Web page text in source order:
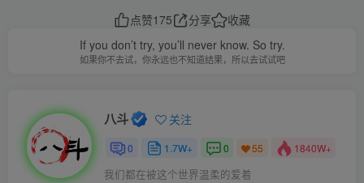
点赞175 分享
收藏
If you don’t try, you’ll never know. So try.
如果你不去试，你永远也不知道结果，所以去试试吧
八斗 关注
0 1.7W+ 0 55 1840W+
我们都在被这个世界温柔的爱着